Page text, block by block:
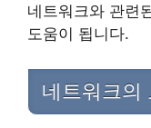
네트워크와 관련
도움이 됩니다.
네트워크의